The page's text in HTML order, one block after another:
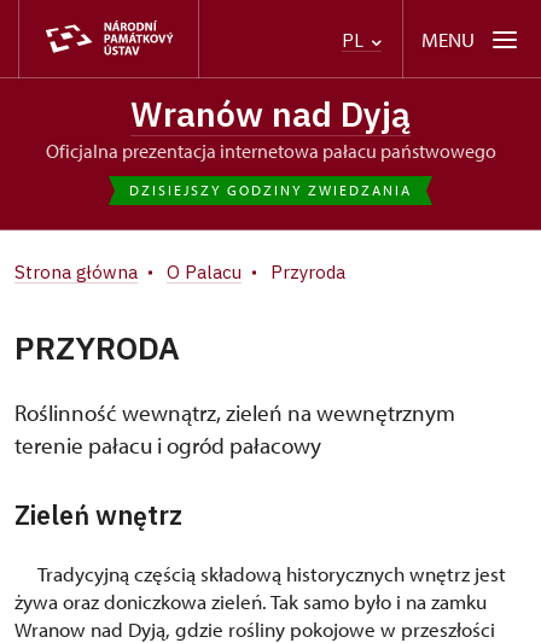
PL MENU
Wranów nad Dyją
oficjalna prezentacja internetowa pałacu państwowego
DZISIEJSZY GODZINY ZWIEDZANIA
Strona główna O Palacu Przyroda
PRZYRODA
Roślinność wewnątrz, zieleń na wewnętrznym
terenie pałacu i ogród pałacowy
Zieleń wnętrz
Tradycyjną częścią składową historycznych wnętrz jest
żywa oraz doniczkowa zieleń. Tak samo było i na zamku
Wranow nad Dyją, gdzie rośliny pokojowe w przeszłości